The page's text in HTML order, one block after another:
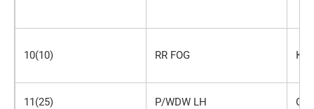
10(10) RR FOG
11(25) P/WDW LH